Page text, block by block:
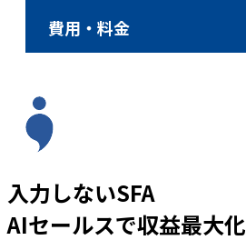
費用・料金
入力しないSFA
AIセールスで収益最大化